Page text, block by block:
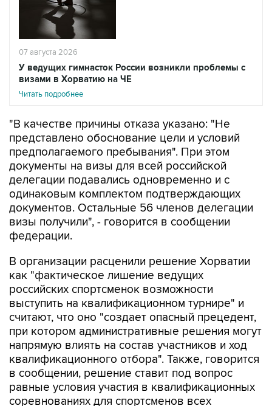
07 августа 2026
У ведущих гимнасток России возникли проблемы с
визами в Хорватию на ЧЕ
Читать подробнее
"В качестве причины отказа указано: "Не
представлено обоснование цели и условий
предполагаемого пребывания". При этом
документы на визы для всей российской
делегации подавались одновременно и с
одинаковым комплектом подтверждающих
документов. Остальные 56 членов делегации
визы получили", - говорится в сообщении
федерации.
В организации расценили решение Хорватии
как "фактическое лишение ведущих
российских спортсменок возможности
выступить на квалификационном турнире" и
считают, что оно "создает опасный прецедент,
при котором административные решения могут
напрямую влиять на состав участников и ход
квалификационного отбора". Также, говорится
в сообщении, решение ставит под вопрос
равные условия участия в квалификационных
соревнованиях для спортсменов всех